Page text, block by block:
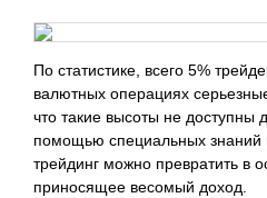
По статистике, всего 5%
валютных операциях
что такие высоты не доступны
помощью специальных знаний
трейдинг можно превратить в
приносящее весомый доход.